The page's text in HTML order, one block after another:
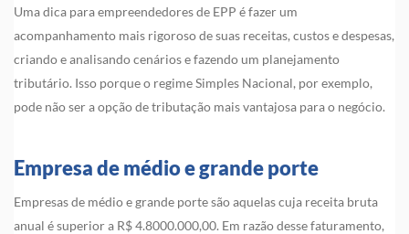
Uma dica para empreendedores de EPP é fazer um
acompanhamento mais rigoroso de suas receitas, custos e despesas,
criando e analisando cenários e fazendo um planejamento
tributário. Isso porque o regime Simples Nacional, por exemplo,
pode não ser a opção de tributação mais vantajosa para o negócio.
Empresa de médio e grande porte
Empresas de médio e grande porte são aquelas cuja receita bruta
anual é superior a R$ 4.8000.000,00. Em razão desse faturamento,